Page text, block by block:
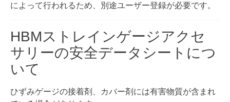
によって行われるため、別途ユーザー登録が必要です。
HBMストレインゲージアクセ
サリーの安全データシートにつ
いて
ひずみゲージの接着剤、カバー剤には有害物質が含まれ